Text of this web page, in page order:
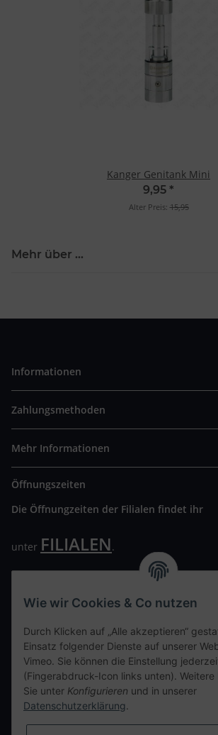
Kanger Genitank Mini
9,95 *
Alter Preis: 15,95
Mehr über ...
Informationen
Zahlungsmethoden
Mehr Informationen
Öffnungszeiten
Die Öffnungzeiten der Filialen findet ihr
unter FILIALEN.
Wir freuen uns auf Euren Besuch. Bitte
Kontaktdaten
tweet
teilen
Wie wir Cookies & Co nutzen
Durch Klicken auf „Alle akzeptieren“
Einsatz folgender Dienste auf unserer
Vimeo. Sie können die Einstellung
(Fingerabdruck-Icon links unten). Weitere
Sie unter Konfigurieren und in unserer
Datenschutzerklärung.